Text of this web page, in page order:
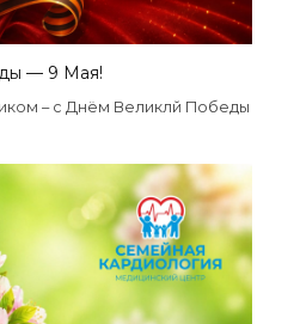
— 9 Мая!
– с Днём Великлй Победы